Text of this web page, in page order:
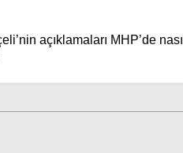
açıklamaları MHP’de nasıl